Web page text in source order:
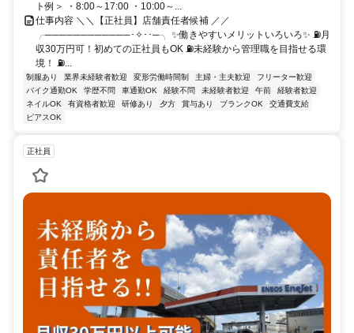
ト例＞ ・8:00～17:00 ・10:00～...
仕事内容 ＼＼【正社員】店舗責任者候補 ／／
╭────────────･✧･･─╮ ✨働きやすいメリットいろいろ✨ ⛽月
収30万円可！初めての正社員もOK ⛽未経験から管理職を目指せる環
境！ ⛽...
制服あり 業界未経験者歓迎 変形労働時間制 主婦・主夫歓迎
フリーター歓迎
バイク通勤OK
学歴不問 車通勤OK 経験不問 未経験者歓迎 午前
経験者歓迎
ネイルOK
有資格者歓迎 研修あり 夕方 賞与あり ブランクOK
交通費支給
ピアスOK
正社員